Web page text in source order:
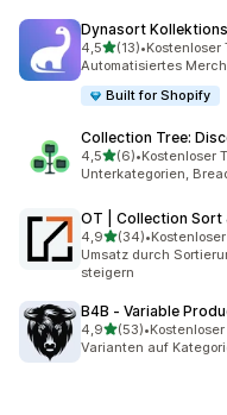
Dynasort
4,5von 5 Sternen
(13)
13 Rezensionen
•Kostenloser
Automatisiertes
Built for Shopify
Collection Tree:
4,5von 5 Sternen
(6)
6 Rezensionen
•Kostenloser
Unterkategorien,
OT | Collection Sort
4,9von 5 Sternen
(34)
34 Rezensionen
•
Umsatz durch
steigern
B4B ‑ Variable
4,9von 5 Sternen
(53)
53 Rezensionen
•
Varianten auf